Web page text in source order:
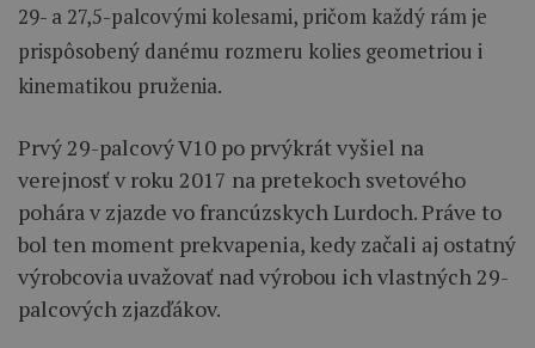
29- a 27,5-palcovými kolesami, pričom každý rám je
prispôsobený danému rozmeru kolies geometriou i
kinematikou pruženia.
Prvý 29-palcový V10 po prvýkrát vyšiel na
verejnosť v roku 2017 na pretekoch svetového
pohára v zjazde vo francúzskych Lurdoch. Práve to
bol ten moment prekvapenia, kedy začali aj ostatný
výrobcovia uvažovať nad výrobou ich vlastných 29-
palcových zjazďákov.